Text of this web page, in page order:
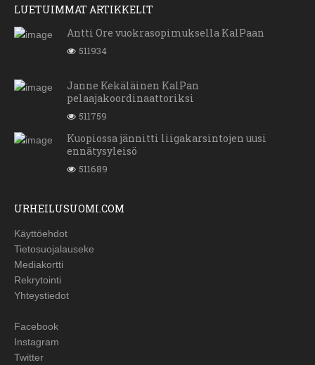
LUETUIMMAT ARTIKKELIT
Antti Ore vuokrasopimuksella KalPaan
511934
Janne Kekäläinen KalPan
pelaajakoordinaattoriksi
511759
Kuopiossa jännitti liigakarsintojen uusi
ennätysyleisö
511689
URHEILUSUOMI.COM
Käyttöehdot
Tietosuojalauseke
Mediakortti
Rekrytointi
Yhteystiedot
Facebook
Instagram
Twitter